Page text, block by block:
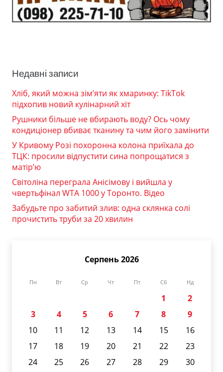
Недавні записи
Хліб, який можна зім’яти як хмаринку: TikTok
підхопив новий кулінарний хіт
Рушники більше не вбирають воду? Ось чому
кондиціонер вбиває тканину та чим його замінити
У Кривому Розі похоронна колона приїхала до
ТЦК: просили відпустити сина попрощатися з
матір’ю
Світоліна переграла Анісімову і вийшла у
чвертьфінал WTA 1000 у Торонто. Відео
Забудьте про забитий злив: одна склянка солі
прочистить труби за 20 хвилин
Серпень 2026
Пн Вт Ср Чт Пт Сб Нд
1
2
3
4 5 6 7 8
9
10
11 12 13 14 15
16
17
18 19 20 21 22
23
24
25 26 27 28 29
30